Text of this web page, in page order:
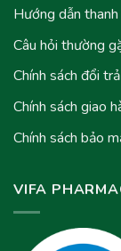
Hướng dẫn
Câu hỏi thường
Chính sách đổi trả
Chính sách giao
Chính sách bảo
VIFA